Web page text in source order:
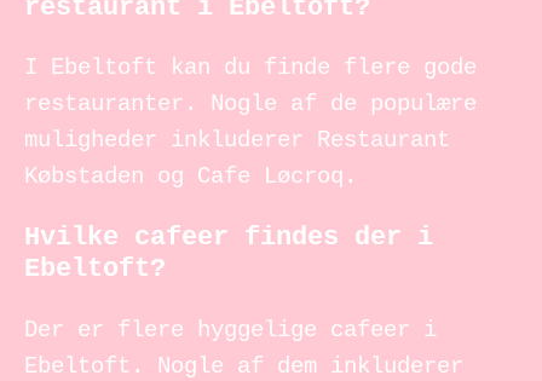
restaurant i Ebeltoft?
I Ebeltoft kan du finde flere gode
restauranter. Nogle af de populære
muligheder inkluderer Restaurant
Købstaden og Cafe Løcroq.
Hvilke cafeer findes der i
Ebeltoft?
Der er flere hyggelige cafeer i
Ebeltoft. Nogle af dem inkluderer